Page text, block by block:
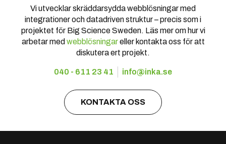
Vi utvecklar skräddarsydda webblösningar med
integrationer och datadriven struktur – precis som i
projektet för Big Science Sweden. Läs mer om hur vi
arbetar med webblösningareller kontakta oss för att
diskutera ert projekt.
040 - 611 23 41 info@inka.se
KONTAKTA OSS